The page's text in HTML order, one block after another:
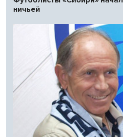
ничьей